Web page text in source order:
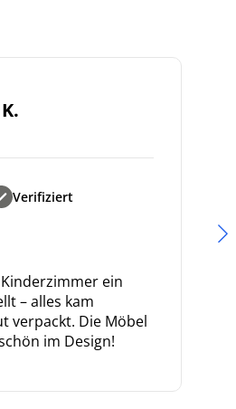
Verifiziert
ein
– alles kam
verpackt. Die Möbel
im Design!